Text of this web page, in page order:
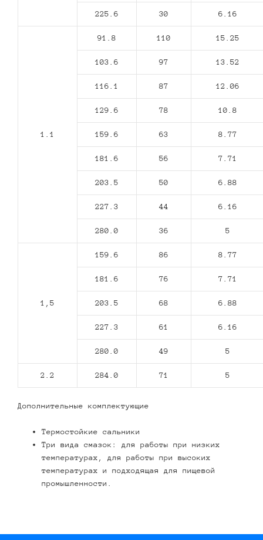
225.6 30 6.16
1.1
91.8 110 15.25
103.6 97 13.52
116.1 87 12.06
129.6 78 10.8
159.6 63 8.77
181.6 56 7.71
203.5 50 6.88
227.3 44 6.16
280.0 36 5
1,5
159.6 86 8.77
181.6 76 7.71
203.5 68 6.88
227.3 61 6.16
280.0 49 5
2.2 284.0 71 5
Дополнительные комплектующие
Термостойкие сальники
Три вида смазок: для работы при низких
температурах, для работы при высоких
температурах и подходящая для пищевой
промышленности.